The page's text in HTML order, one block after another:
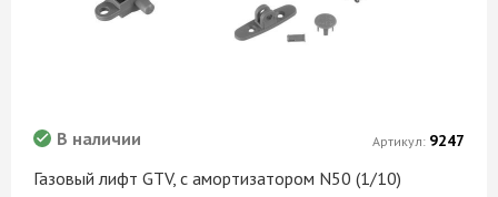
Газовый лифт GTV, с амортизатором N50 (1/10)
В наличии Артикул: 9247